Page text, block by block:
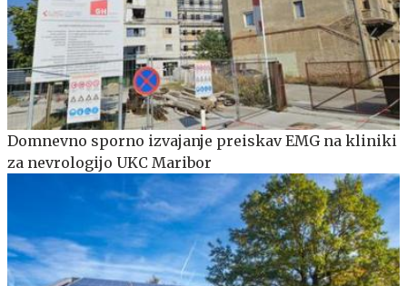
Domnevno sporno izvajanje preiskav EMG na kliniki
za nevrologijo UKC Maribor